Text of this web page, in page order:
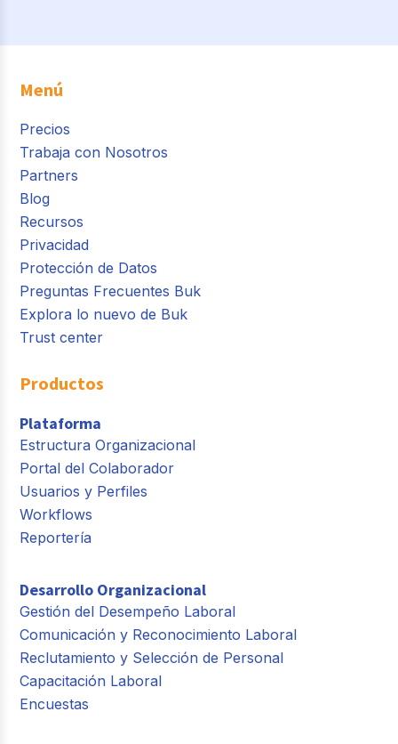
Menú
Precios
Trabaja con Nosotros
Partners
Blog
Recursos
Privacidad
Protección de Datos
Preguntas Frecuentes Buk
Explora lo nuevo de Buk
Trust center
Productos
Plataforma
Estructura Organizacional
Portal del Colaborador
Usuarios y Perfiles
Workflows
Reportería
Desarrollo Organizacional
Gestión del Desempeño Laboral
Comunicación y Reconocimiento Laboral
Reclutamiento y Selección de Personal
Capacitación Laboral
Encuestas